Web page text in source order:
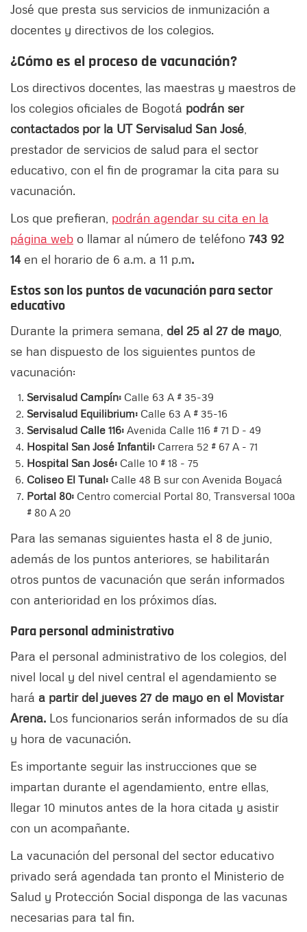
José que presta sus servicios de inmunización a
docentes y directivos de los colegios.
¿Cómo es el proceso de vacunación?
Los directivos docentes, las maestras y maestros de
los colegios oficiales de Bogotá podrán ser
contactados por la UT Servisalud San José
prestador de servicios de salud para el sector
educativo, con el fin de programar la cita para su
vacunación.
Los que prefieran, podrán agendar su cita en la
página web o llamar al número de teléfono 743 92
14 en el horario de 6 a.m. a 11 p.m.
Estos son los puntos de vacunación para sector
educativo
Durante la primera semana, del 25 al 27 de mayo
se han dispuesto de los siguientes puntos de
vacunación:
Servisalud Campín: Calle 63 A # 35-39
Servisalud Equilibrium: Calle 63 A # 35-16
Servisalud Calle 116: Avenida Calle 116 # 71 D - 49
Hospital San José Infantil: Carrera 52 # 67 A - 71
Hospital San José: Calle 10 # 18 - 75
Coliseo El Tunal: Calle 48 B sur con Avenida Boyacá
Portal 80: Centro comercial Portal 80, Transversal 100a
# 80 A 20
Para las semanas siguientes hasta el 8 de junio,
además de los puntos anteriores, se habilitarán
otros puntos de vacunación que serán informados
con anterioridad en los próximos días.
Para personal administrativo
Para el personal administrativo de los colegios, del
nivel local y del nivel central el agendamiento se
hará a partir del jueves 27 de mayo en el Movistar
Arena. Los funcionarios serán informados de su día
y hora de vacunación.
Es importante seguir las instrucciones que se
impartan durante el agendamiento, entre ellas,
llegar 10 minutos antes de la hora citada y asistir
con un acompañante.
La vacunación del personal del sector educativo
privado será agendada tan pronto el Ministerio de
Salud y Protección Social disponga de las vacunas
necesarias para tal fin.